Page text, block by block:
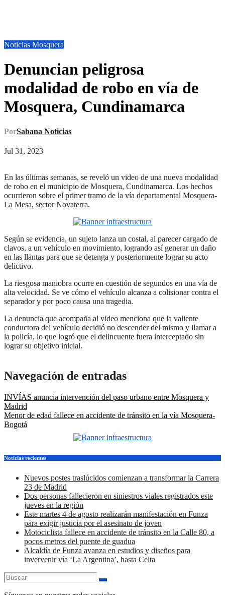
Noticias Mosquera
Denuncian peligrosa
modalidad de robo en vía de
Mosquera, Cundinamarca
PorSabana Noticias
Jul 31, 2023
En las últimas semanas, se reveló un video de una nueva modalidad
de robo en el municipio de Mosquera, Cundinamarca. Los hechos
ocurrieron sobre el primer tramo de la vía departamental Mosquera-
La Mesa, sector Novaterra.
Según se evidencia, un sujeto lanza un costal, al parecer cargado de
clavos, a un vehículo en movimiento, logrando así generar un daño
en las llantas para que se detenga y posteriormente lograr su acto
delictivo.
La riesgosa maniobra ocurre en cuestión de segundos en una vía de
alta velocidad. Se ve cómo el vehículo alcanza a colisionar contra el
separador y por poco causa una tragedia.
La denuncia que acompaña al video menciona que la valiente
conductora del vehículo decidió no descender del mismo y llamar a
la policía, lo que logró que el delincuente fuera interceptado sin
lograr su objetivo inicial.
Navegación de entradas
INVÍAS anuncia intervención del paso urbano entre Mosquera y
Madrid
Menor de edad fallece en accidente de tránsito en la vía Mosquera-
Bogotá
Noticias recientes
Nuevos postes traslúcidos comienzan a transformar la Carrera
23 de Madrid
Dos personas fallecieron en siniestros viales registrados este
jueves en la región
Este martes 4 de agosto realizarán manifestación en Funza
para exigir justicia por el asesinato de joven
Motociclista fallece en accidente de tránsito en la Calle 80, a
pocos metros del puente de guadua
Alcaldía de Funza avanza en estudios y diseños para
invervenir vía ‘La Argentina’, hasta Celta